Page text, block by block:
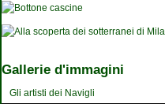
Gallerie d'immagini
Gli artisti dei Navigli